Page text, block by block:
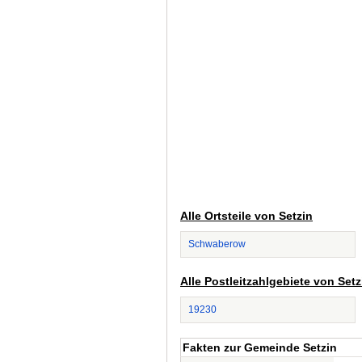
Alle Ortsteile von Setzin
Schwaberow
Alle Postleitzahlgebiete von
19230
Fakten zur Gemeinde Setzin